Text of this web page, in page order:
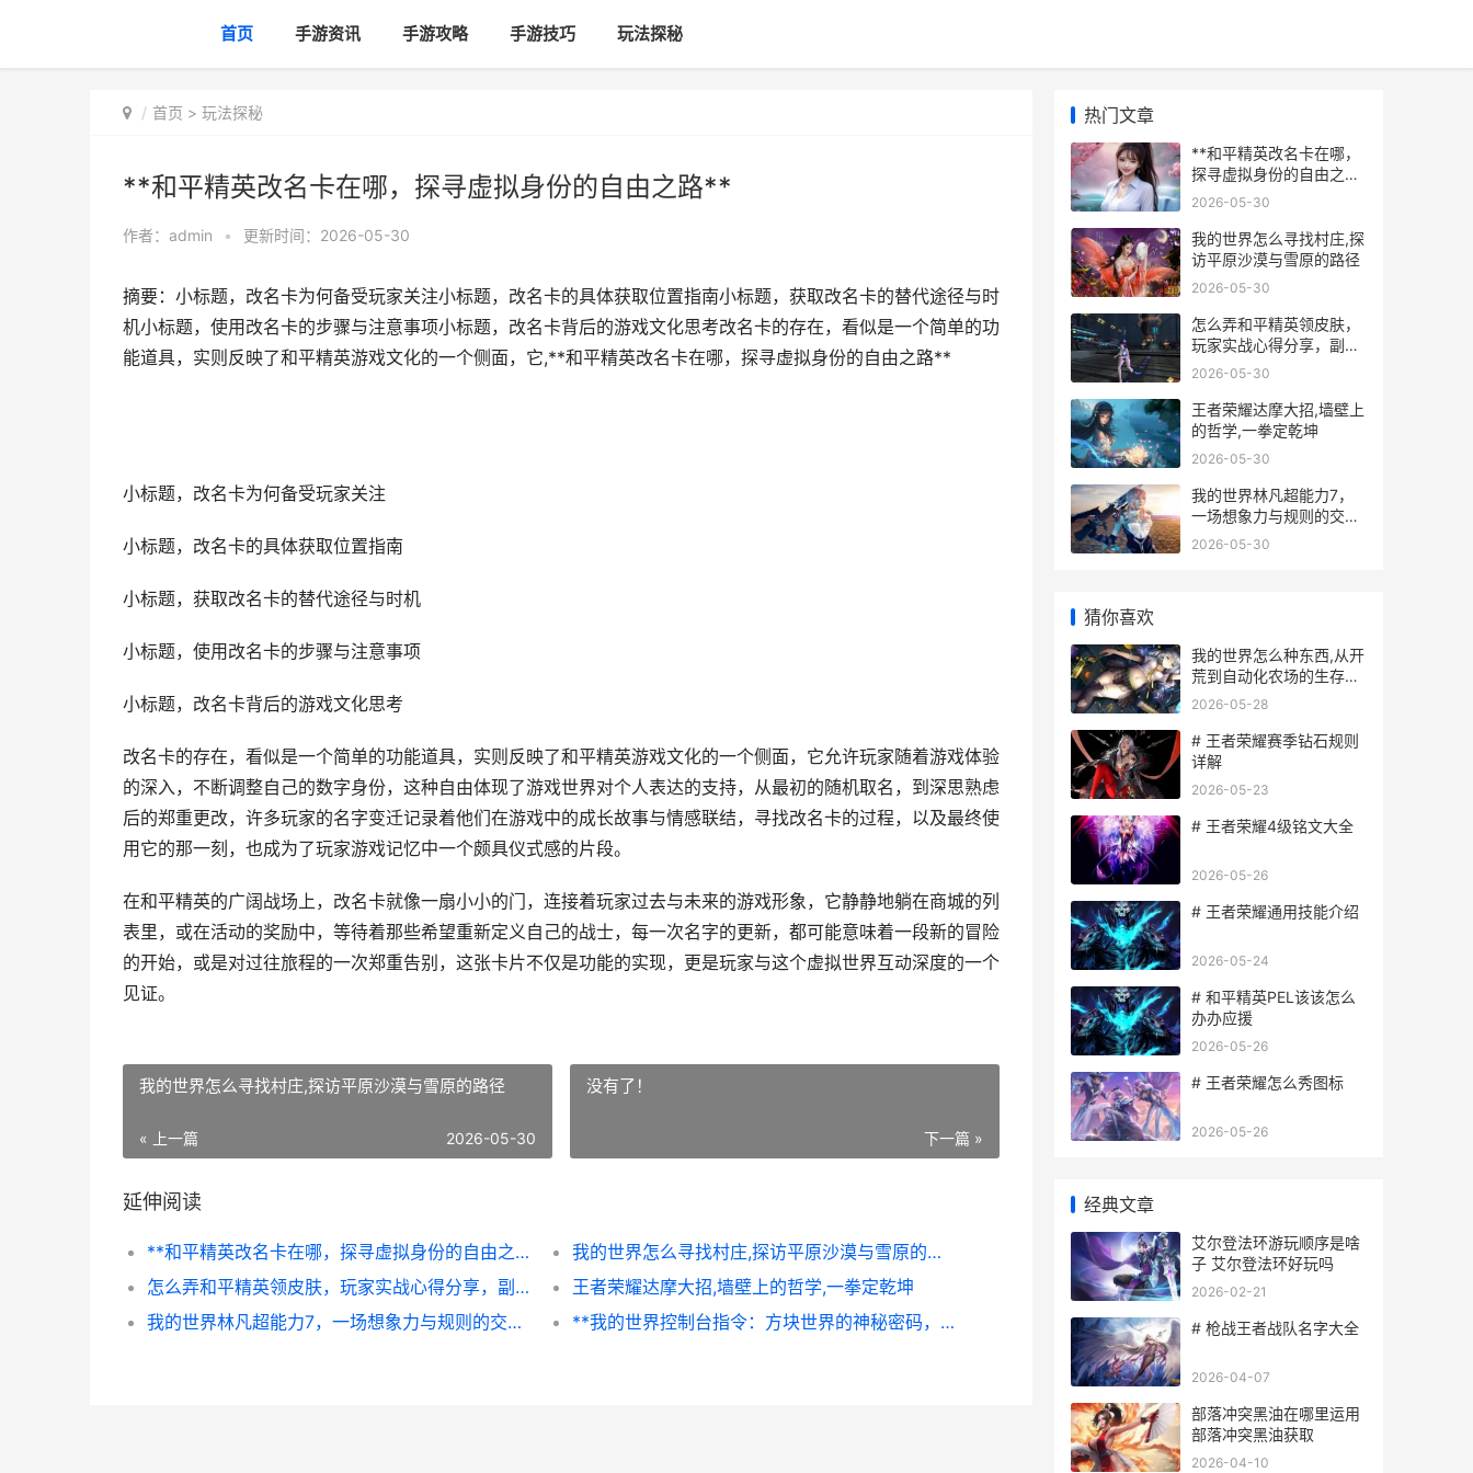
首页 手游资讯 手游攻略 手游技巧 玩法探秘
首页 > 玩法探秘
**和平精英改名卡在哪，探寻虚拟身份的自由之路**
作者： admin • 更新时间：2026-05-30
摘要：小标题，改名卡为何备受玩家关注小标题，改名卡的具体获取位置指南小标题，获取改名卡的替代途径与时
机小标题，使用改名卡的步骤与注意事项小标题，改名卡背后的游戏文化思考改名卡的存在，看似是一个简单的功
能道具，实则反映了和平精英游戏文化的一个侧面，它,**和平精英改名卡在哪，探寻虚拟身份的自由之路**
小标题，改名卡为何备受玩家关注
小标题，改名卡的具体获取位置指南
小标题，获取改名卡的替代途径与时机
小标题，使用改名卡的步骤与注意事项
小标题，改名卡背后的游戏文化思考
改名卡的存在，看似是一个简单的功能道具，实则反映了和平精英游戏文化的一个侧面，它允许玩家随着游戏体验
的深入，不断调整自己的数字身份，这种自由体现了游戏世界对个人表达的支持，从最初的随机取名，到深思熟虑
后的郑重更改，许多玩家的名字变迁记录着他们在游戏中的成长故事与情感联结，寻找改名卡的过程，以及最终使
用它的那一刻，也成为了玩家游戏记忆中一个颇具仪式感的片段。
在和平精英的广阔战场上，改名卡就像一扇小小的门，连接着玩家过去与未来的游戏形象，它静静地躺在商城的列
表里，或在活动的奖励中，等待着那些希望重新定义自己的战士，每一次名字的更新，都可能意味着一段新的冒险
的开始，或是对过往旅程的一次郑重告别，这张卡片不仅是功能的实现，更是玩家与这个虚拟世界互动深度的一个
见证。
我的世界怎么寻找村庄,探访平原沙漠与雪原的路径
« 上一篇 2026-05-30
没有了！
下一篇 »
延伸阅读
**和平精英改名卡在哪，探寻虚拟身份的自由之路**
我的世界怎么寻找村庄,探访平原沙漠与雪原的路径
怎么弄和平精英领皮肤，玩家实战心得分享，副标题，零氪与微氪玩家的免费获取之道
王者荣耀达摩大招,墙壁上的哲学,一拳定乾坤
我的世界林凡超能力7，一场想象力与规则的交响，副标题，方块宇宙中的潜能觉醒
**我的世界控制台指令：方块世界的神秘密码，副标题：资深玩家手中的创造之钥**
热门文章
**和平精英改名卡在哪，
探寻虚拟身份的自由之路
**
2026-05-30
我的世界怎么寻找村庄,探
访平原沙漠与雪原的路径
2026-05-30
怎么弄和平精英领皮肤，
玩家实战心得分享，副标
题，零氪与微氪玩家的免
2026-05-30
王者荣耀达摩大招,墙壁上
的哲学,一拳定乾坤
2026-05-30
我的世界林凡超能力7，
一场想象力与规则的交
响，副标题，方块宇宙中
2026-05-30
猜你喜欢
我的世界怎么种东西,从开
荒到自动化农场的生存指
南
2026-05-28
# 王者荣耀赛季钻石规则
详解
2026-05-23
# 王者荣耀4级铭文大全
2026-05-26
# 王者荣耀通用技能介绍
2026-05-24
# 和平精英PEL该该怎么
办办应援
2026-05-26
# 王者荣耀怎么秀图标
2026-05-26
经典文章
艾尔登法环游玩顺序是啥
子 艾尔登法环好玩吗
2026-02-21
# 枪战王者战队名字大全
2026-04-07
部落冲突黑油在哪里运用
部落冲突黑油获取
2026-04-10